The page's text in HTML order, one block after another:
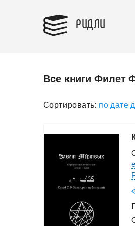
РИДЛИ
Все книги Филет
Сортировать: по дате